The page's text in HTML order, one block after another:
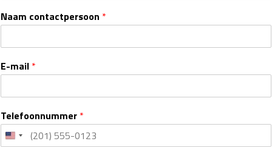
Naam contactpersoon *
E-mail *
Telefoonnummer *